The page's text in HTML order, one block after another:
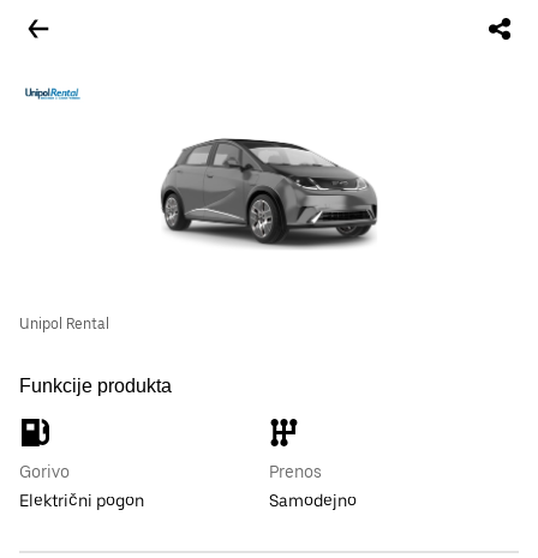
Unipol Rental
Funkcije produkta
Gorivo
Električni pogon
Prenos
Samodejno